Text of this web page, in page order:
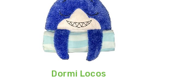
Dormi Locos